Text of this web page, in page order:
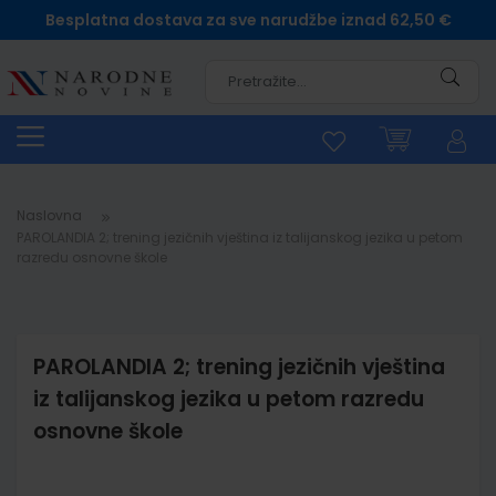
Besplatna dostava za sve narudžbe iznad 62,50 €
Naslovna
PAROLANDIA 2; trening jezičnih vještina
iz talijanskog jezika u petom razredu
osnovne škole